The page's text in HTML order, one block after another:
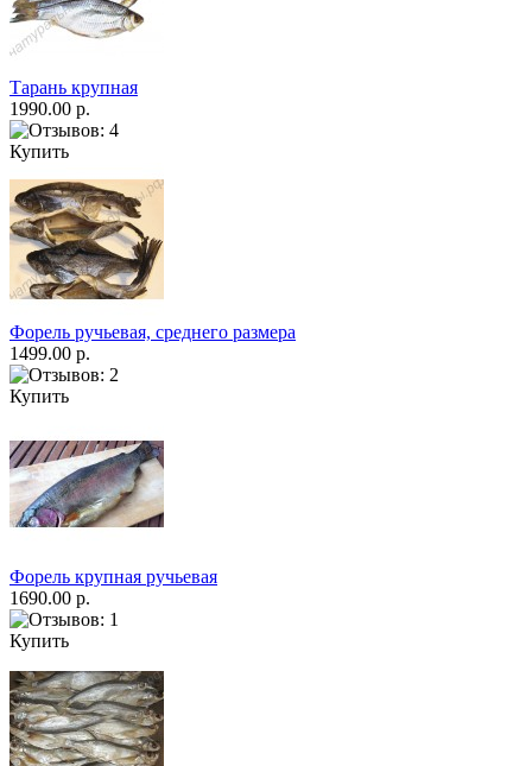
Тарань крупная
1990.00 р.
Купить
Форель ручьевая, среднего размера
1499.00 р.
Купить
Форель крупная ручьевая
1690.00 р.
Купить